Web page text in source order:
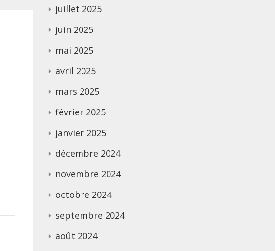
juillet 2025
juin 2025
mai 2025
avril 2025
mars 2025
février 2025
janvier 2025
décembre 2024
novembre 2024
octobre 2024
septembre 2024
août 2024